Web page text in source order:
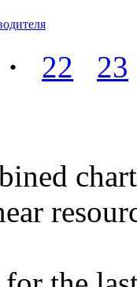
22
23